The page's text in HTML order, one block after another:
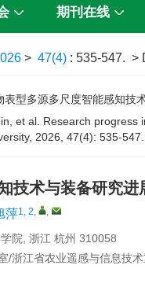
期刊在线
> 47(4) : 535-547. >
型多源多尺度智能感知技
et al. Research
2026, 47(4): 535-547.
技术与装备研究进
萍1, 2, ,
院, 浙江 杭州 310058
/浙江省农业遥感与信息技